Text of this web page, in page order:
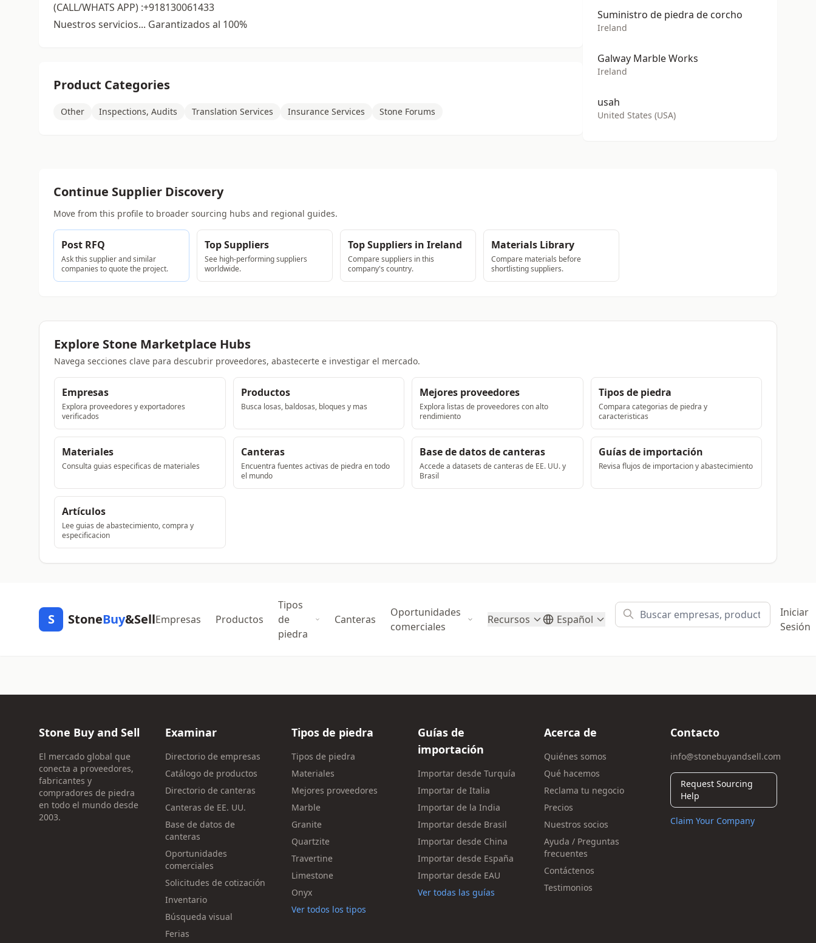
(CALL/WHATS APP) :+918130061433
Nuestros servicios... Garantizados al 100%
Product Categories
Other Inspections, Audits Translation Services Insurance Services Stone Forums
Suministro de piedra de corcho
Ireland
Galway Marble Works
Ireland
usah
United States (USA)
Continue Supplier Discovery
Move from this profile to broader sourcing hubs and regional guides.
Post RFQ
Ask this supplier and similar
companies to quote the project.
Top Suppliers
See high-performing suppliers
worldwide.
Top Suppliers in Ireland
Compare suppliers in this
company's country.
Materials Library
Compare materials before
shortlisting suppliers.
Explore Stone Marketplace Hubs
Navega secciones clave para descubrir proveedores, abastecerte e investigar el mercado.
Empresas
Explora proveedores y exportadores
verificados
Productos
Busca losas, baldosas, bloques y mas
Mejores proveedores
Explora listas de proveedores con alto
rendimiento
Tipos de piedra
Compara categorias de piedra y
caracteristicas
Materiales
Consulta guias especificas de materiales
Canteras
Encuentra fuentes activas de piedra en todo
el mundo
Base de datos de canteras
Accede a datasets de canteras de EE. UU. y
Brasil
Guías de importación
Revisa flujos de importacion y abastecimiento
Artículos
Lee guias de abastecimiento, compra y
especificacion
S StoneBuy&SellEmpresas Productos
Tipos
de
piedra
Canteras
Oportunidades
comerciales
Recursos Español
Iniciar
Sesión
Stone Buy and Sell
El mercado global que
conecta a proveedores,
fabricantes y
compradores de piedra
en todo el mundo desde
2003.
Examinar
Directorio de empresas
Catálogo de productos
Directorio de canteras
Canteras de EE. UU.
Base de datos de
canteras
Oportunidades
comerciales
Solicitudes de cotización
Inventario
Búsqueda visual
Ferias
Tipos de piedra
Tipos de piedra
Materiales
Mejores proveedores
Marble
Granite
Quartzite
Travertine
Limestone
Onyx
Ver todos los tipos
Guías de
importación
Importar desde Turquía
Importar de Italia
Importar de la India
Importar desde Brasil
Importar desde China
Importar desde España
Importar desde EAU
Ver todas las guías
Acerca de
Quiénes somos
Qué hacemos
Reclama tu negocio
Precios
Nuestros socios
Ayuda / Preguntas
frecuentes
Contáctenos
Testimonios
Contacto
info@stonebuyandsell.com
Request Sourcing
Help
Claim Your Company